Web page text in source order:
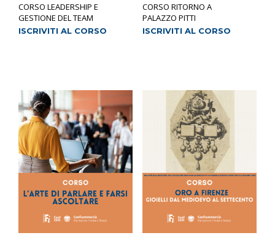
CORSO LEADERSHIP E
GESTIONE DEL TEAM
ISCRIVITI AL CORSO
CORSO RITORNO A
PALAZZO PITTI
ISCRIVITI AL CORSO